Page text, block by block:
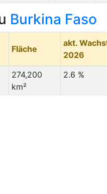
Burkina Faso
Fläche
akt.
2026
274,200
km²
2.6 %